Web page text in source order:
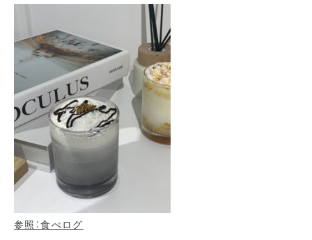
参照：食べログ